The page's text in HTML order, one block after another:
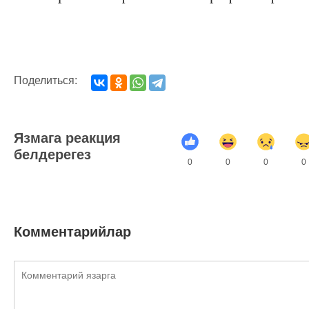
Поделиться:
Язмага реакция
белдерегез
0 0 0 0
Комментарийлар